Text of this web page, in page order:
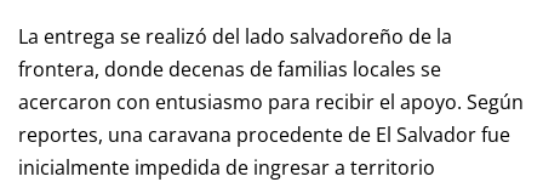
La entrega se realizó del lado salvadoreño de la
frontera, donde decenas de familias locales se
acercaron con entusiasmo para recibir el apoyo. Según
reportes, una caravana procedente de El Salvador fue
inicialmente impedida de ingresar a territorio